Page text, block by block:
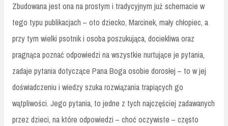
Zbudowana jest ona na prostym i tradycyjnym już schemacie w
tego typu publikacjach – oto dziecko, Marcinek, mały chłopiec, a
przy tym wielki psotnik i osoba poszukująca, dociekliwa oraz
pragnąca poznać odpowiedzi na wszystkie nurtujące je pytania,
zadaje pytania dotyczące Pana Boga osobie dorosłej – to w jej
doświadczeniu i wiedzy szuka rozwiązania trapiących go
wątpliwości. Jego pytania, to jedne z tych najczęściej zadawanych
przez dzieci, na które odpowiedzi – choć oczywiste – często